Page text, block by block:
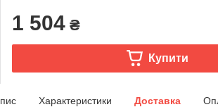
1 504 ₴
Купити
Характеристики Доставка